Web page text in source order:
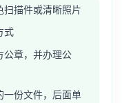
扫描件或清晰照片
式
公章，并办理公
份文件，后面单